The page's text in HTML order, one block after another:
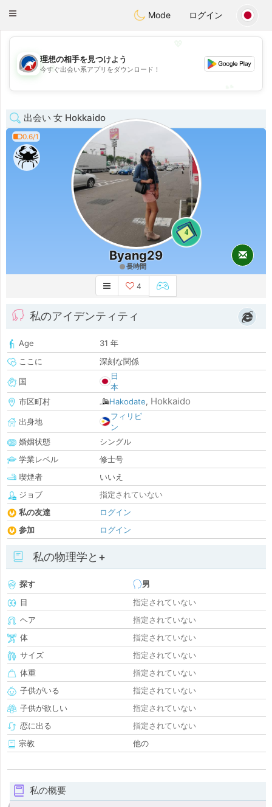
AustraliaChat
Toggle
Mode ログイン
💖
💕
理想の相手を見つけよう
今すぐ出会い系アプリをダウンロード！
出会い 女 Hokkaido
0.6/1
4
Byang29
長時間
4
私のアイデンティティ
Age
31 年
ここに
深刻な関係
国
日
本
市区町村
Hakodate, Hokkaido
出身地
フィリピ
ン
婚姻状態
シングル
学業レベル
修士号
喫煙者
いいえ
ジョブ
指定されていない
私の友達
ログイン
参加
ログイン
私の物理学と+
探す
男
目
指定されていない
ヘア
指定されていない
体
指定されていない
サイズ
指定されていない
体重
指定されていない
子供がいる
指定されていない
子供が欲しい
指定されていない
恋に出る
指定されていない
宗教
他の
私の概要